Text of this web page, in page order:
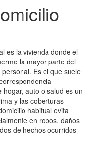
es la vivienda donde el
la mayor parte del
Es el que suele
auto o salud es un
y las coberturas
habitual evita
en robos, daños
de hechos ocurridos